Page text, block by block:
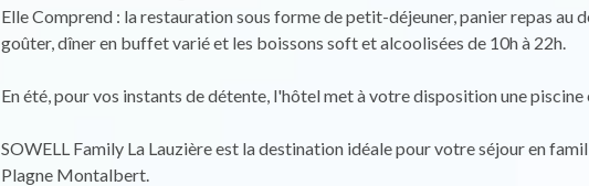
Elle Comprend : la restauration sous forme de petit-déjeuner, panier repas au
goûter, dîner en buffet varié et les boissons soft et alcoolisées de 10h à 22h.
En été, pour vos instants de détente, l'hôtel met à votre disposition une piscine
SOWELL Family La Lauzière est la destination idéale pour votre séjour en
Plagne Montalbert.